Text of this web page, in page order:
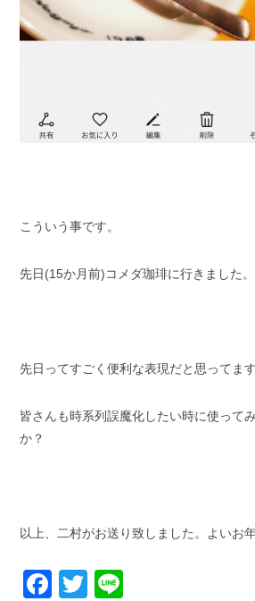
こういう事です。
先日(15か月前)コメダ珈琲に行きました。
先日ってすごく便利な表現だと思ってます
皆さんも時系列誤魔化したい時に使って
か？
以上、二村がお送り致しました。よいお年
Facebook
Twitter